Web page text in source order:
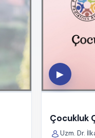
▶
Çocukluk
Uzm. Dr.